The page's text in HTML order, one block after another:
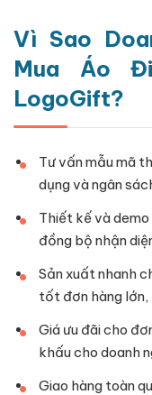
Vì Sao
Mua Áo
LogoGift?
Tư vấn mẫu mã
dụng và ngân
Thiết kế và
đồng bộ nhận
Sản xuất nhanh
tốt đơn hàng lớn,
Giá ưu đãi cho
khấu cho doanh
Giao hàng toàn